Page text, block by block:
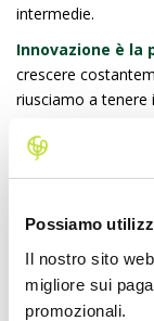
Possiamo
Il nostro sito
migliore sui
promozionali.
intermedie.
Innovazione è la
crescere
riusciamo a tenere
genialità,
concetti che
condivisione dei
significare una
dipendenti.